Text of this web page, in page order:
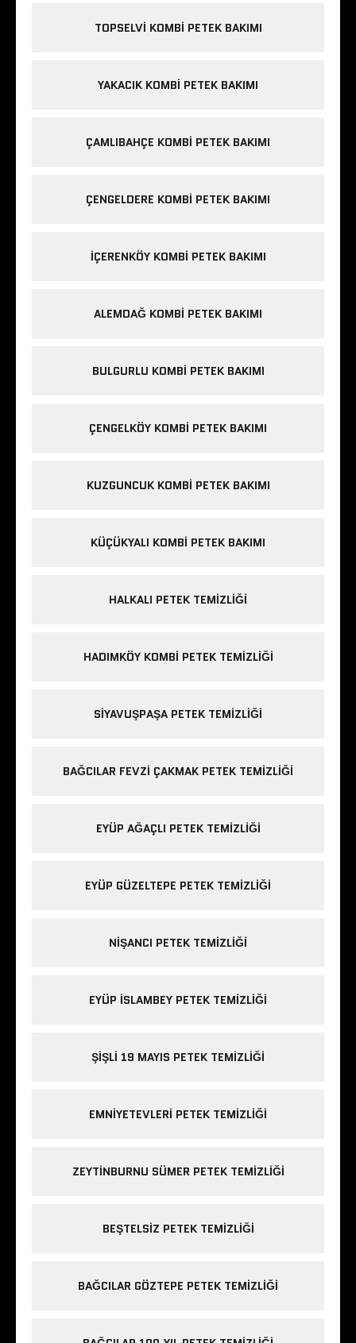
TOPSELVI KOMBI PETEK BAKIMI
YAKACIK KOMBI PETEK BAKIMI
ÇAMLIBAHÇE KOMBI PETEK BAKIMI
ÇENGELDERE KOMBI PETEK BAKIMI
IÇERENKÖY KOMBI PETEK BAKIMI
ALEMDAĞ KOMBI PETEK BAKIMI
BULGURLU KOMBI PETEK BAKIMI
ÇENGELKÖY KOMBI PETEK BAKIMI
KUZGUNCUK KOMBI PETEK BAKIMI
KÜÇÜKYALI KOMBI PETEK BAKIMI
HALKALI PETEK TEMIZLIĞI
HADIMKÖY KOMBI PETEK TEMIZLIĞI
SIYAVUŞPAŞA PETEK TEMIZLIĞI
BAĞCILAR FEVZI ÇAKMAK PETEK TEMIZLIĞI
EYÜP AĞAÇLI PETEK TEMIZLIĞI
EYÜP GÜZELTEPE PETEK TEMIZLIĞI
NIŞANCI PETEK TEMIZLIĞI
EYÜP ISLAMBEY PETEK TEMIZLIĞI
ŞIŞLI 19 MAYIS PETEK TEMIZLIĞI
EMNIYETEVLERI PETEK TEMIZLIĞI
ZEYTINBURNU SÜMER PETEK TEMIZLIĞI
BEŞTELSIZ PETEK TEMIZLIĞI
BAĞCILAR GÖZTEPE PETEK TEMIZLIĞI